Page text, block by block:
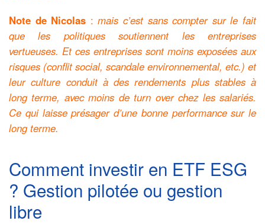
Note de Nicolas :mais c’est sans compter sur le fait
que les politiques soutiennent les entreprises
vertueuses. Et ces entreprises sont moins exposées aux
risques (conflit social, scandale environnemental, etc.) et
leur culture conduit à des rendements plus stables à
long terme, avec moins de turn over chez les salariés.
Ce qui laisse présager d’une bonne performance sur le
long terme.
Comment investir en ETF ESG
? Gestion pilotée ou gestion
libre